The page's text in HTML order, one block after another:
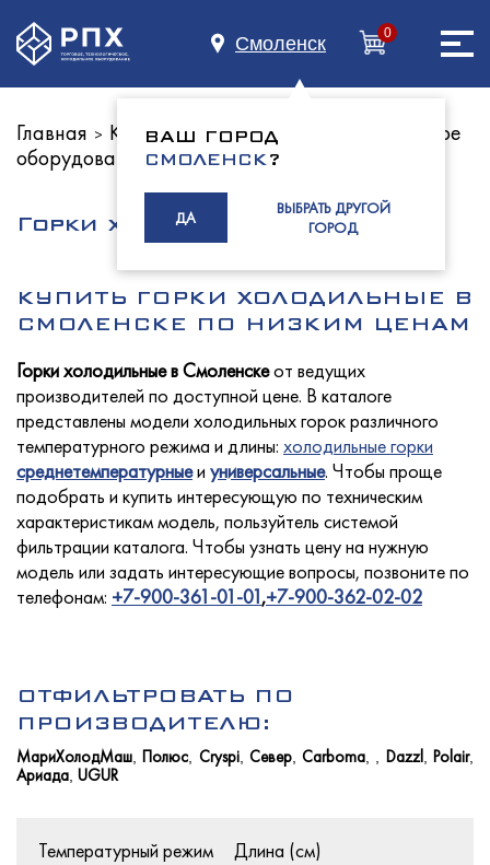
Смоленск
ВАШ ГОРОД
СМОЛЕНСК?
ДА
ВЫБРАТЬ ДРУГОЙ
ГОРОД
0
Главная
О нас
Каталог
Индустриям
Услуги
Новости
Главная > Каталог оборудования
Холодильное
оборудование
Горки холодильные
КУПИТЬ ГОРКИ ХОЛОДИЛЬНЫЕ В
СМОЛЕНСКЕ ПО НИЗКИМ ЦЕНАМ
Горки холодильные в Смоленскеот ведущих
производителей по доступной цене. В каталоге
представлены модели холодильных горок различного
температурного режима и длины: холодильные горки
среднетемпературныеи универсальные. Чтобы проще
подобрать и купить интересующую по техническим
характеристикам модель, пользуйтель системой
фильтрации каталога. Чтобы узнать цену на нужную
модель или задать интересующие вопросы, позвоните по
телефонам: +7-900-361-01-01,+7-900-362-02-02
ОТФИЛЬТРОВАТЬ ПО
ПРОИЗВОДИТЕЛЮ:
МариХолодМаш Полюс Cryspi, Север,Carboma Dazzl Polair,
Ариада UGUR
Температурный режим Длина (см)